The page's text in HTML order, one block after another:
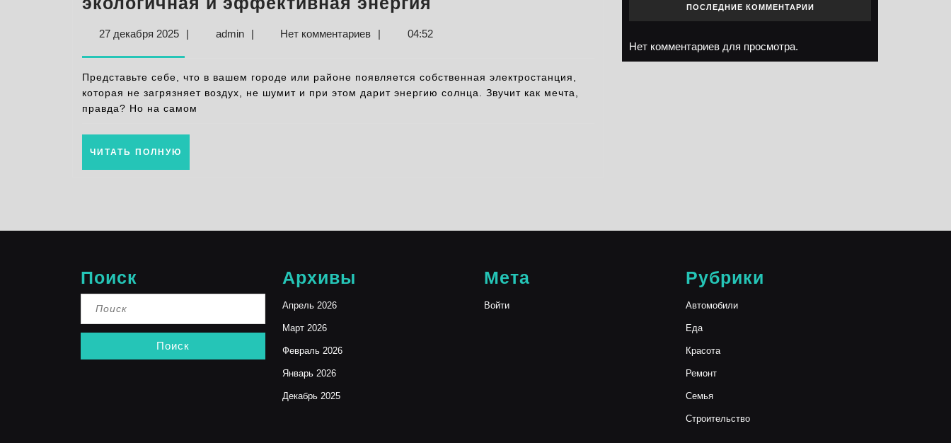
и
27 декабря 202527| adminadmin
| Нет комментариев | 04:52
Представьте себе, что в вашем городе или районе появляется собственная электростанция,
которая не загрязняет воздух, не шумит и при этом дарит энергию солнца. Звучит как мечта,
правда? Но на самом
ЧИТАТЬ ПОЛНУЮ
ПОСЛЕДНИЕ КОММЕНТАРИИ
Нет комментариев для просмотра.
Поиск Архивы
Апрель 2026
Март 2026
Февраль 2026
Январь 2026
Декабрь 2025
Мета
Войти
Рубрики
Автомобили
Еда
Красота
Ремонт
Семья
Строительство